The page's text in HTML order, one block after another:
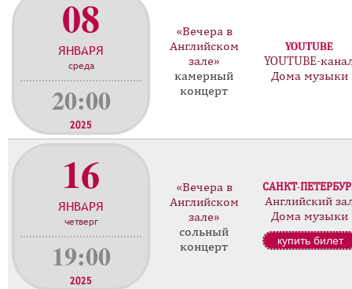
08
ЯНВАРЯ
среда
20:00
2025
«Вечера в
Английском
зале»
камерный
концерт
YOUTUBE
YOUTUBE-
Дома музыки
16
ЯНВАРЯ
четверг
19:00
2025
«Вечера в
Английском
зале»
сольный
концерт
САНКТ-
Английский
Дома музыки
купить билет